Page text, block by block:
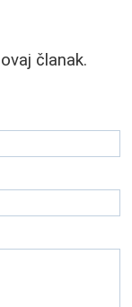
članak.